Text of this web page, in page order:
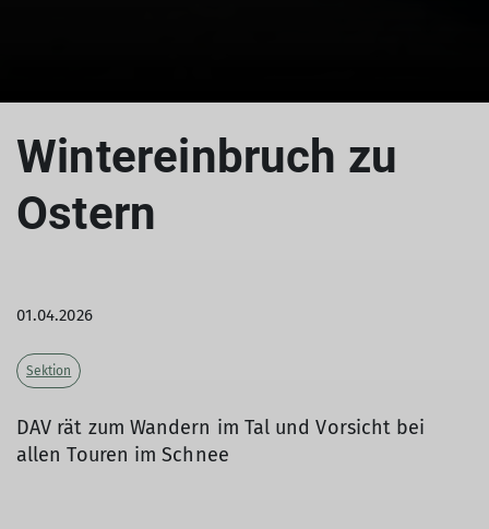
Wintereinbruch zu
Ostern
01.04.2026
Sektion
DAV rät zum Wandern im Tal und Vorsicht bei
allen Touren im Schnee